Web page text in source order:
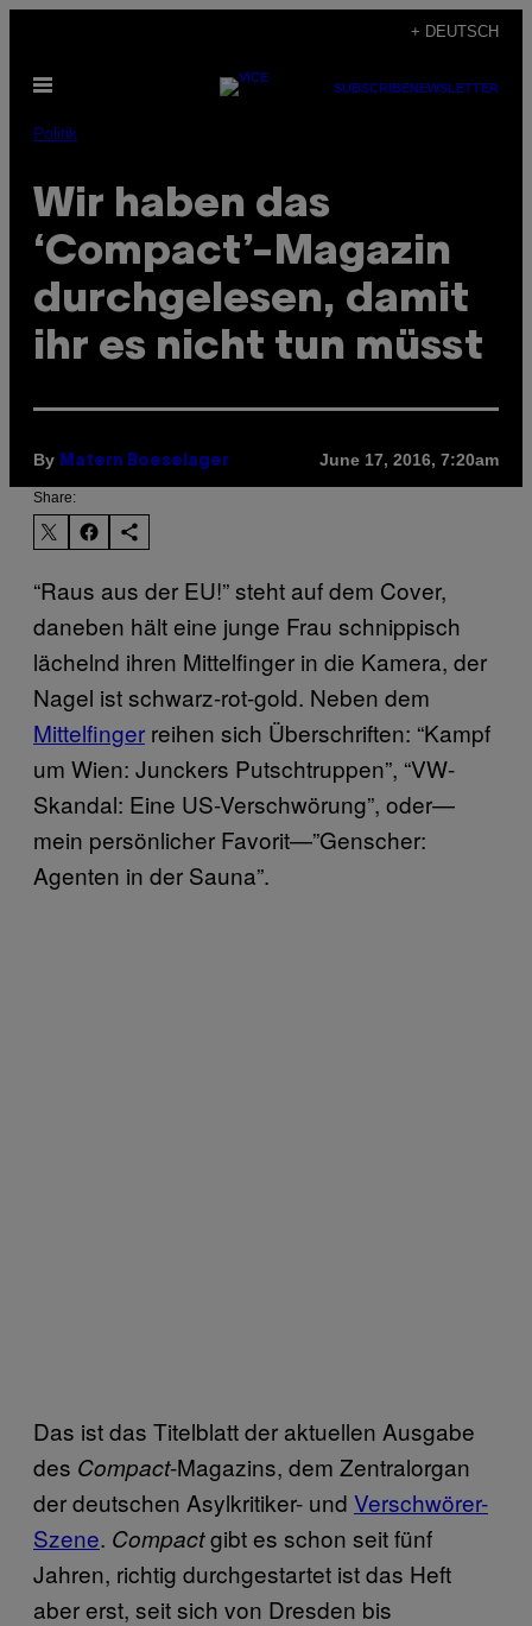
content
+ DEUTSCH
Open
SUBSCRIBENEWSLETTER
Politik
​Wir haben das
‘Compact’-Magazin
durchgelesen, damit
ihr es nicht tun müsst
By Matern Boeselager June 17, 2016, 7:20am
Share:
“Raus aus der EU!” steht auf dem Cover,
daneben hält eine junge Frau schnippisch
lächelnd ihren Mittelfinger in die Kamera, der
Nagel ist schwarz-rot-gold. Neben dem
Mittelfinger reihen sich Überschriften: “Kampf
um Wien: Junckers Putschtruppen”, “VW-
Skandal: Eine US-Verschwörung”, oder—
mein persönlicher Favorit—”Genscher:
Agenten in der Sauna”.
Das ist das Titelblatt der aktuellen Ausgabe
des Compact-Magazins, dem Zentralorgan
der deutschen Asylkritiker- und Verschwörer-
Szene. Compactgibt es schon seit fünf
Jahren, richtig durchgestartet ist das Heft
aber erst, seit sich von Dresden bis